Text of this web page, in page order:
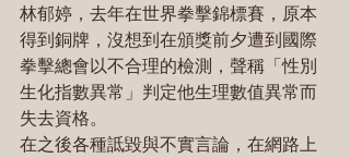
林郁婷，去年在世界拳擊錦標賽，原本
得到銅牌，沒想到在頒獎前夕遭到國際
拳擊總會以不合理的檢測，聲稱「性別
生化指數異常」判定他生理數值異常而
失去資格。
在之後各種詆毀與不實言論，在網路上